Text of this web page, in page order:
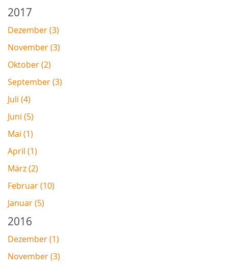
2017
Dezember (3)
November (3)
Oktober (2)
September (3)
Juli (4)
Juni (5)
Mai (1)
April (1)
März (2)
Februar (10)
Januar (5)
2016
Dezember (1)
November (3)